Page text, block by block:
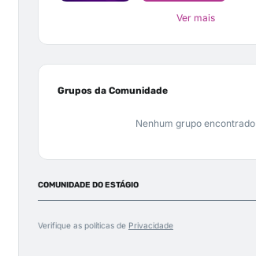
Ver mais
Grupos da Comunidade
Nenhum grupo encontrado
COMUNIDADE DO ESTÁGIO
Verifique as políticas de Privacidade